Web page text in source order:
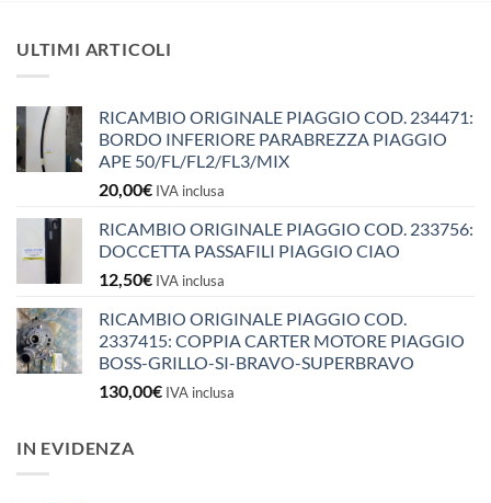
ULTIMI ARTICOLI
RICAMBIO ORIGINALE PIAGGIO COD. 234471:
BORDO INFERIORE PARABREZZA PIAGGIO
APE 50/FL/FL2/FL3/MIX
20,00€ IVA inclusa
RICAMBIO ORIGINALE PIAGGIO COD. 233756:
DOCCETTA PASSAFILI PIAGGIO CIAO
12,50€ IVA inclusa
RICAMBIO ORIGINALE PIAGGIO COD.
2337415: COPPIA CARTER MOTORE PIAGGIO
BOSS-GRILLO-SI-BRAVO-SUPERBRAVO
130,00€ IVA inclusa
IN EVIDENZA